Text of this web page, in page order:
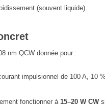
(souvent liquide).
nm QCW donnée pour :
impulsionnel de 100 A, 10
fonctionner à 15–20 W CW